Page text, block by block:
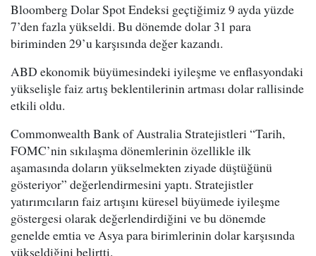
Bloomberg Dolar Spot Endeksi geçtiğimiz 9 ayda yüzde
7’den fazla yükseldi. Bu dönemde dolar 31 para
biriminden 29’u karşısında değer kazandı.
ABD ekonomik büyümesindeki iyileşme ve enflasyondaki
yükselişle faiz artış beklentilerinin artması dolar rallisinde
etkili oldu.
Commonwealth Bank of Australia Stratejistleri “Tarih,
FOMC’nin sıkılaşma dönemlerinin özellikle ilk
aşamasında doların yükselmekten ziyade düştüğünü
gösteriyor” değerlendirmesini yaptı. Stratejistler
yatırımcıların faiz artışını küresel büyümede iyileşme
göstergesi olarak değerlendirdiğini ve bu dönemde
genelde emtia ve Asya para birimlerinin dolar karşısında
yükseldiğini belirtti.